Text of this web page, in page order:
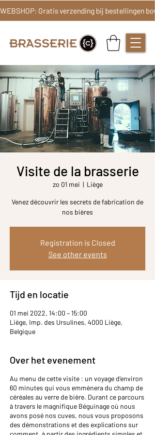
Visite de la brasserie
zo 01 mei
  |
Liège
Venez découvrir les secrets de fabrication de
nos bières
Registration is Closed
See other events
Tijd en locatie
01 mei 2022, 14:00 – 15:00
Liège, Imp. des Ursulines, 4000 Liège,
Belgique
Over het evenement
Au menu de cette visite : un voyage d’environ
60 minutes qui vous emmènera du champ de
céréales au verre de bière. Durant ce parcours
à travers le magnifique Béguinage où nous
avons posé nos cuves, nous vous proposons
des démonstrations et des explications sur